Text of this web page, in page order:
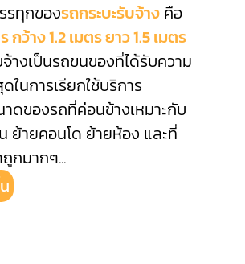
ทุกของรถกระบะรับจ้างคือ
กว้าง 1.2 เมตร ยาว 1.5 เมตร
างเป็นรถขนของที่ได้รับความ
ในการเรียกใช้บริการ
าดของรถที่ค่อนข้างเหมาะกับ
ย้ายคอนโด ย้ายห้อง และที่
กมากๆ...